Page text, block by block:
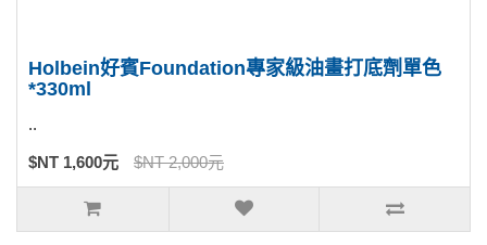
Holbein好賓Foundation專家級油畫打底劑單色
*330ml
..
$NT 1,600元 $NT 2,000元